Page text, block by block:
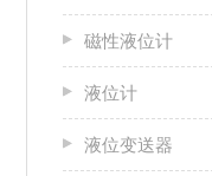
磁性液位计
液位计
液位变送器